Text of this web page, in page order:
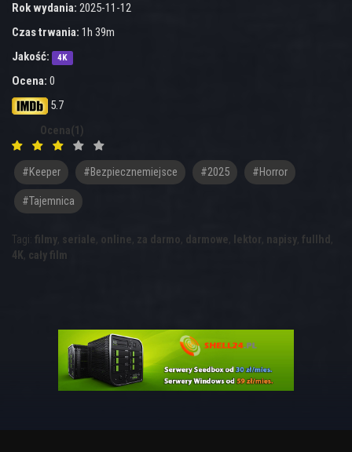
Rok wydania: 2025-11-12
Czas trwania: 1h 39m
Jakość:
4K
Ocena: 0
5.7
Ocena(1)
#keeper #bezpiecznemiejsce #2025 #Horror
#Tajemnica
Tagi: filmy, seriale, online, za darmo, darmowe, lektor, napisy, fullhd ,
4K, cały film